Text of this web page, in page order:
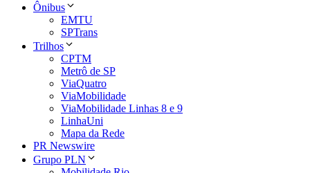
Ônibus
EMTU
SPTrans
Trilhos
CPTM
Metrô de SP
ViaQuatro
ViaMobilidade
ViaMobilidade Linhas 8 e 9
LinhaUni
Mapa da Rede
PR Newswire
Grupo PLN